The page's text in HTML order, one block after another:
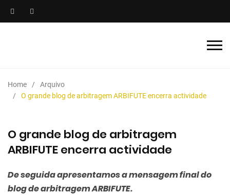
Home
Arquivo
O grande blog de arbitragem ARBIFUTE encerra actividade
O grande blog de arbitragem
ARBIFUTE encerra actividade
De seguida apresentamos a mensagem final do
blog de arbitragem ARBIFUTE.